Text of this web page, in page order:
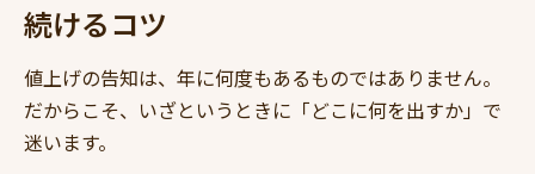
続けるコツ
値上げの告知は、年に何度もあるものではありません。
だからこそ、いざというときに「どこに何を出すか」で
迷います。